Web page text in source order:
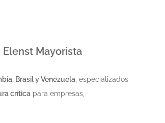
Mayorista
Brasil y Venezuela , especializados
crítica para empresas,